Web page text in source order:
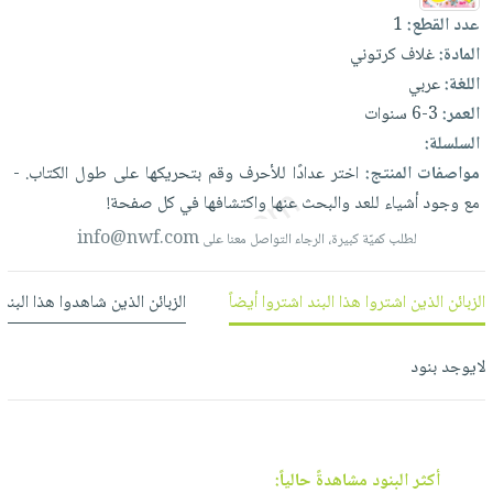
العناية
بالأسنان
الحمية
والتغذية
أدوات
المائدة
الأوعية
والتخزين
أدوات
المطبخ
الأكثر
مبيعاً
العودة
للمدارس
اكسسوارات
كتب
اكسسوارات
اكسسوارات
ملابس
حقائب
حلي
بالذات
شحن
مجاني
بنود
مختارة
اشتراكات
كل
الاشتراكات
صندوق
القراءة
iKitab
بلا
حدود
بحث
متقدم
نيل
وفرات
عن
الشركة
حسابك
عدد القطع:1
المادة:غلاف كرتوني
اللغة:عربي
العمر:3-6 سنوات
السلسلة:
مواصفات المنتج: اخترعدادًا للأحرف وقمبتحريكها على طول الكتاب. -
مع وجودأشياء للعد والبحثعنها واكتشافها فيكل صفحة!
لطلب كميّة كبيرة، الرجاء التواصل معنا علىinfo@nwf.com
الزبائن الذين اشتروا هذا البند اشتروا أيضاً الزبائن الذين شاهدوا هذا
لايوجد بنود
أكثر البنود مشاهدةً حالياً: